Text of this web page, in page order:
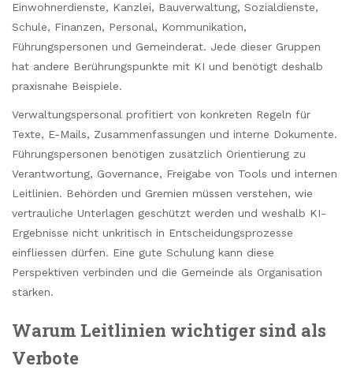
Einwohnerdienste, Kanzlei, Bauverwaltung, Sozialdienste,
Schule, Finanzen, Personal, Kommunikation,
Führungspersonen und Gemeinderat. Jede dieser Gruppen
hat andere Berührungspunkte mit KI und benötigt deshalb
praxisnahe Beispiele.
Verwaltungspersonal profitiert von konkreten Regeln für
Texte, E-Mails, Zusammenfassungen und interne Dokumente.
Führungspersonen benötigen zusätzlich Orientierung zu
Verantwortung, Governance, Freigabe von Tools und internen
Leitlinien. Behörden und Gremien müssen verstehen, wie
vertrauliche Unterlagen geschützt werden und weshalb KI-
Ergebnisse nicht unkritisch in Entscheidungsprozesse
einfliessen dürfen. Eine gute Schulung kann diese
Perspektiven verbinden und die Gemeinde als Organisation
stärken.
Warum Leitlinien wichtiger sind als
Verbote